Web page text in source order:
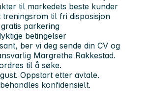
til markedets beste kunder
til fri disposisjon
parkering
betingelser
ber vi deg sende din CV og
Margrethe Rakkestad.
til å søke.
Oppstart etter avtale.
konfidensielt.